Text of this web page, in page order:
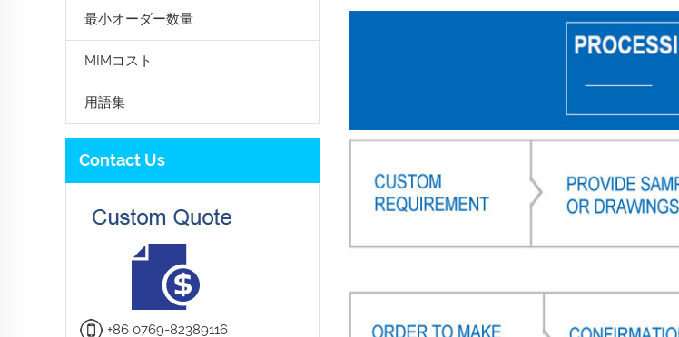
最小オーダー数量
MIMコスト
用語集
Contact Us
+86 0769-82389116